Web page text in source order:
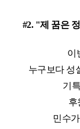
#2. "제 꿈은
이
누구보다 성
기
후
민수